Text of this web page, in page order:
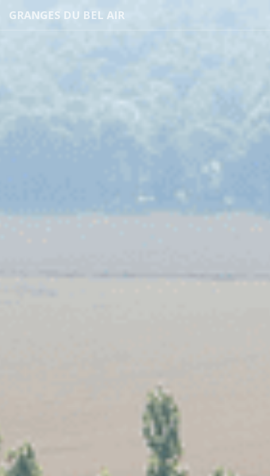
GRANGES DU BEL AIR